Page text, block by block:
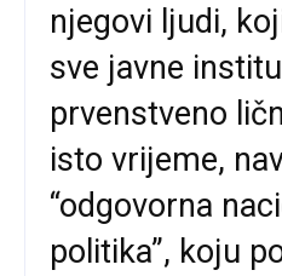
njegovi ljudi,
sve javne
prvenstveno
isto vrijeme,
“odgovorna
politika”, koju